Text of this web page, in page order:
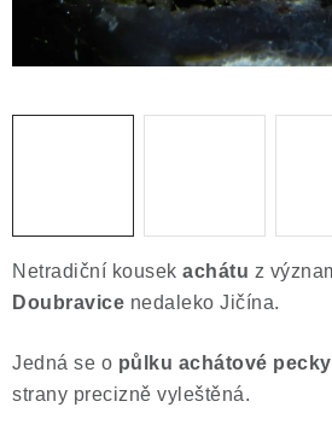
Puncovní značky
Výkup minerálů
Kontakt
Netradiční kousek achátu z
Doubravice nedaleko Jičína.
Jedná se o půlku achátové pecky
strany precizně vyleštěná.